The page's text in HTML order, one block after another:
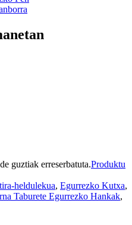
guztiak erreserbatuta.Produktu
heldulekua, Egurrezko Kutxa,
Taburete Egurrezko Hankak,